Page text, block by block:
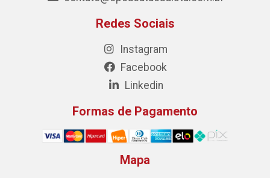
Redes Sociais
Instagram
Facebook
Linkedin
Formas de Pagamento
Mapa